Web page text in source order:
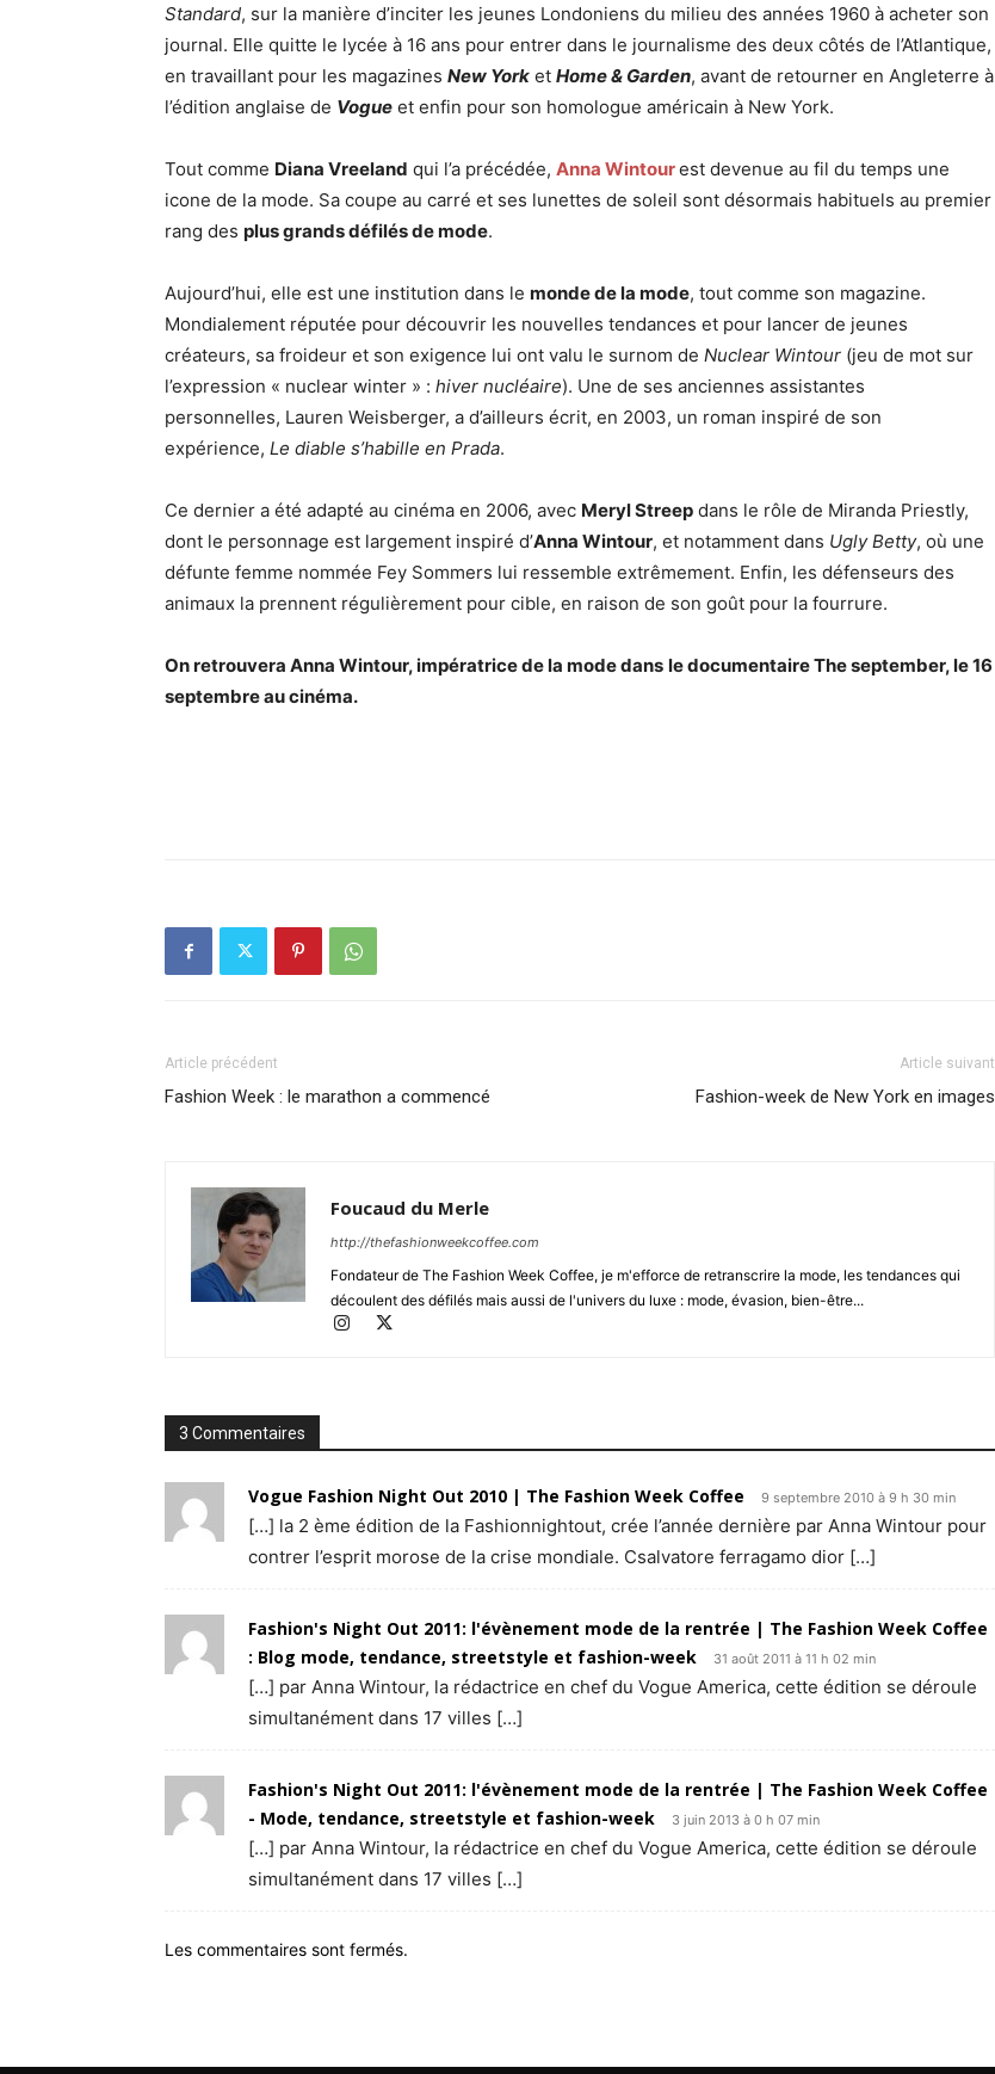
Standard, sur la manière d’inciter les jeunes Londoniens du milieu des années 1960 à acheter son
journal. Elle quitte le lycée à 16 ans pour entrer dans le journalisme des deux côtés de l’Atlantique,
en travaillant pour les magazines New York et Home & Garden, avant de retourner en Angleterre à
l’édition anglaise de Vogue et enfin pour son homologue américain à New York.
Tout comme Diana Vreeland qui l’a précédée, Anna Wintourest devenue au fil du temps une
icone de la mode. Sa coupe au carré et ses lunettes de soleil sont désormais habituels au premier
rang des plus grands défilés de mode.
Aujourd’hui, elle est une institution dans le monde de la mode, tout comme son magazine.
Mondialement réputée pour découvrir les nouvelles tendances et pour lancer de jeunes
créateurs, sa froideur et son exigence lui ont valu le surnom de Nuclear Wintour (jeu de mot sur
l’expression « nuclear winter » : hiver nucléaire). Une de ses anciennes assistantes
personnelles, Lauren Weisberger, a d’ailleurs écrit, en 2003, un roman inspiré de son
expérience, Le diable s’habille en Prada.
Ce dernier a été adapté au cinéma en 2006, avec Meryl Streep dans le rôle de Miranda Priestly,
dont le personnage est largement inspiré d’Anna Wintour, et notamment dans Ugly Betty, où une
défunte femme nommée Fey Sommers lui ressemble extrêmement. Enfin, les défenseurs des
animaux la prennent régulièrement pour cible, en raison de son goût pour la fourrure.
On retrouvera Anna Wintour, impératrice de la mode dans le documentaire The september, le 16
septembre au cinéma.
Article précédent
Fashion Week : le marathon a commencé
Article suivant
Fashion-week de New York en images
Foucaud du Merle
http://thefashionweekcoffee.com
Fondateur de The Fashion Week Coffee, je m'efforce de retranscrire la mode, les tendances qui
découlent des défilés mais aussi de l'univers du luxe : mode, évasion, bien-être...
3 Commentaires
Vogue Fashion Night Out 2010 | The Fashion Week Coffee 9 septembre 2010 à 9 h 30 min
[…] la 2 ème édition de la Fashionnightout, crée l’année dernière par Anna Wintour pour
contrer l’esprit morose de la crise mondiale. Csalvatore ferragamo dior […]
Fashion's Night Out 2011: l'évènement mode de la rentrée | The Fashion Week Coffee
: Blog mode, tendance, streetstyle et fashion-week
31 août 2011 à 11 h 02 min
[…] par Anna Wintour, la rédactrice en chef du Vogue America, cette édition se déroule
simultanément dans 17 villes […]
Fashion's Night Out 2011: l'évènement mode de la rentrée | The Fashion Week Coffee
- Mode, tendance, streetstyle et fashion-week
3 juin 2013 à 0 h 07 min
[…] par Anna Wintour, la rédactrice en chef du Vogue America, cette édition se déroule
simultanément dans 17 villes […]
Les commentaires sont fermés.